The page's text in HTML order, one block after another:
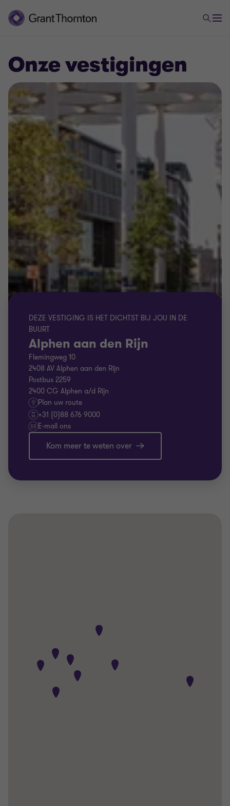
Onze vestigingen
DEZE VESTIGING IS HET DICHTST BIJ JOU IN DE
BUURT
Alphen aan den Rijn
Flemingweg 10
2408 AV Alphen aan den Rijn
Postbus 2259
2400 CG Alphen a/d Rijn
Plan uw route
+31 (0)88 676 9000
E-mail ons
Kom meer te weten over